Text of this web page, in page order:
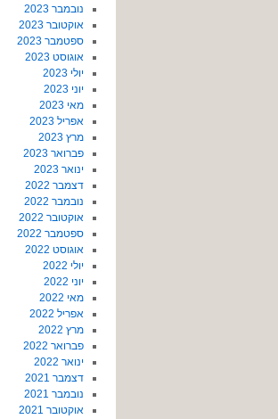
נובמבר 2023
אוקטובר 2023
ספטמבר 2023
אוגוסט 2023
יולי 2023
יוני 2023
מאי 2023
אפריל 2023
מרץ 2023
פברואר 2023
ינואר 2023
דצמבר 2022
נובמבר 2022
אוקטובר 2022
ספטמבר 2022
אוגוסט 2022
יולי 2022
יוני 2022
מאי 2022
אפריל 2022
מרץ 2022
פברואר 2022
ינואר 2022
דצמבר 2021
נובמבר 2021
אוקטובר 2021